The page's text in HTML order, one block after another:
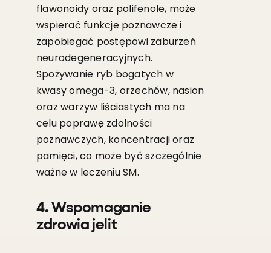
flawonoidy oraz polifenole, może
wspierać funkcje poznawcze i
zapobiegać postępowi zaburzeń
neurodegeneracyjnych.
Spożywanie ryb bogatych w
kwasy omega-3, orzechów, nasion
oraz warzyw liściastych ma na
celu poprawę zdolności
poznawczych, koncentracji oraz
pamięci, co może być szczególnie
ważne w leczeniu SM.
4. Wspomaganie
zdrowia jelit